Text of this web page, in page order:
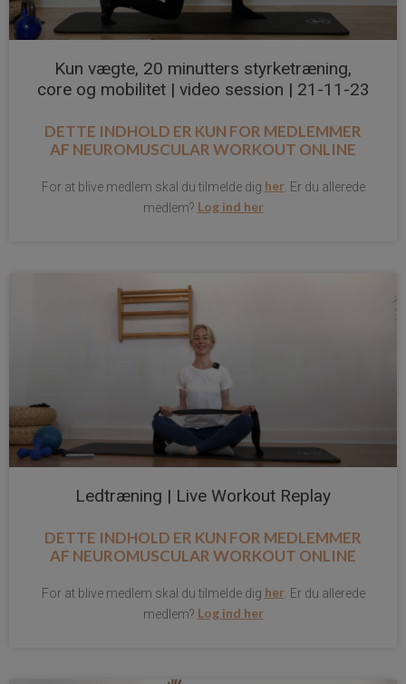
Kun vægte, 20 minutters styrketræning,
core og mobilitet | video session | 21-11-23
DETTE INDHOLD ER KUN FOR MEDLEMMER
AF NEUROMUSCULAR WORKOUT ONLINE
For at blive medlem skal du tilmelde dig her. Er du allerede
medlem? Log ind her
Ledtræning | Live Workout Replay
DETTE INDHOLD ER KUN FOR MEDLEMMER
AF NEUROMUSCULAR WORKOUT ONLINE
For at blive medlem skal du tilmelde dig her. Er du allerede
medlem? Log ind her